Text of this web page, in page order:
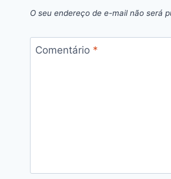
O seu endereço de e-mail não será
Comentário *